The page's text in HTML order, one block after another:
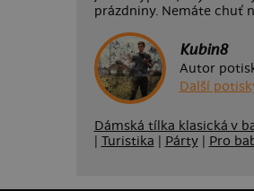
prázdniny. Nemáte chuť
Kubin8
Autor
Další
Dámská tílka klasická v
Turistika Párty| Pro